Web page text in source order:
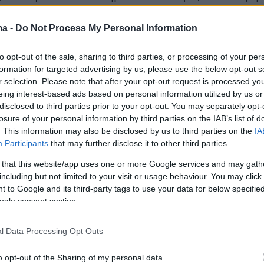
- Do Not Process My Personal Information
opt-out of the sale, sharing to third parties, or processing of your
for targeted advertising by us, please use the below opt-out
selection. Please note that after your opt-out request is processed
interest-based ads based on personal information utilized by us
to third parties prior to your opt-out. You may separately
of your personal information by third parties on the IAB’s list of
This information may also be disclosed by us to third parties on the
Participants that may further disclose it to other third parties.
that this website/app uses one or more Google services and may
but not limited to your visit or usage behaviour. You may
to Google and its third-party tags to use your data for below
consent section.
Data Processing Opt Outs
opt-out of the Sharing of my personal data.
ισχυρισμοί στερούνται οποιασδήποτε
βάσης, διασημότητες όπως ο Κρις Μπράουν
δεν δίστασαν να εκφράσουν δημόσια την
τους στον Tory Lanez, προωθώντας ακόμα και
καμπάνια στο Change.org για την απονομή
το σημείο που ξεχείλισε το ποτήρι για τη
Stallion, η οποία ξέσπασε δημόσια με μια
δημοσίευσή της στο TikTok, έγραψε: «Σε
θα σταματήσετε να με κάνετε να ξαναζώ τον
αυτός και οι θαυμαστές του να λένε